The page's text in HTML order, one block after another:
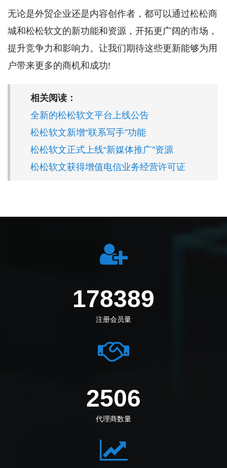
无论是外贸企业还是内容创作者，都可以通过松松商
城和松松软文的新功能和资源，开拓更广阔的市场，
提升竞争力和影响力。让我们期待这些更新能够为用
户带来更多的商机和成功!
相关阅读：
全新的松松软文平台上线公告
松松软文新增“联系写手”功能
松松软文正式上线“新媒体推广”资源
松松软文获得增值电信业务经营许可证
205833
注册会员量
2891
代理商数量